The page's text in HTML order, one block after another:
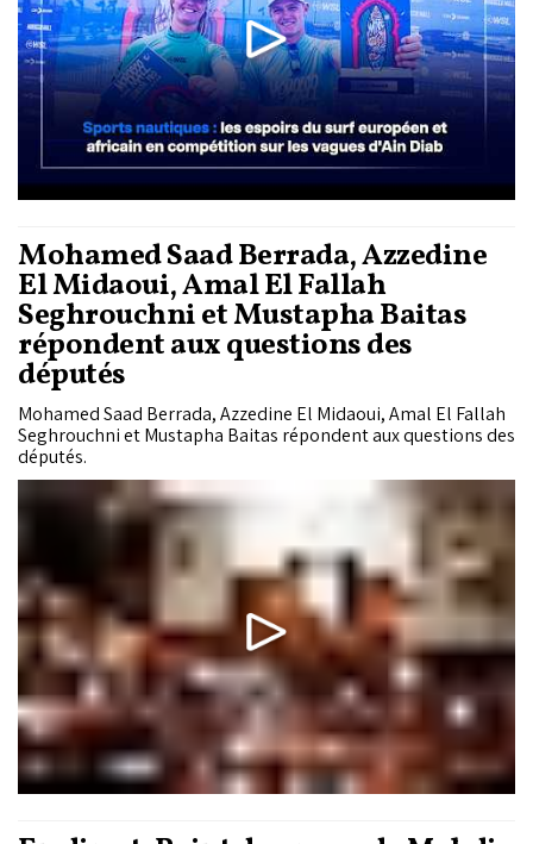
Mohamed Saad Berrada, Azzedine
El Midaoui, Amal El Fallah
Seghrouchni et Mustapha Baitas
répondent aux questions des
députés
Mohamed Saad Berrada, Azzedine El Midaoui, Amal El Fallah
Seghrouchni et Mustapha Baitas répondent aux questions des
députés.